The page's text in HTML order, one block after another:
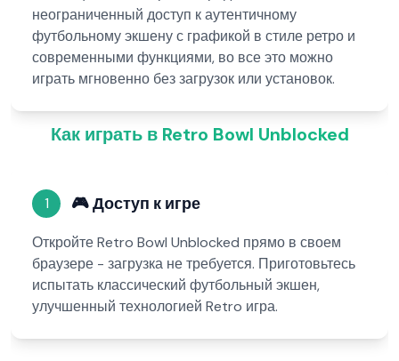
неограниченный доступ к аутентичному
футбольному экшену с графикой в стиле ретро и
современными функциями, во все это можно
играть мгновенно без загрузок или установок.
Как играть в Retro Bowl Unblocked
1 🎮Доступ к игре
Откройте Retro Bowl Unblocked прямо в своем
браузере - загрузка не требуется. Приготовьтесь
испытать классический футбольный экшен,
улучшенный технологией Retro игра.